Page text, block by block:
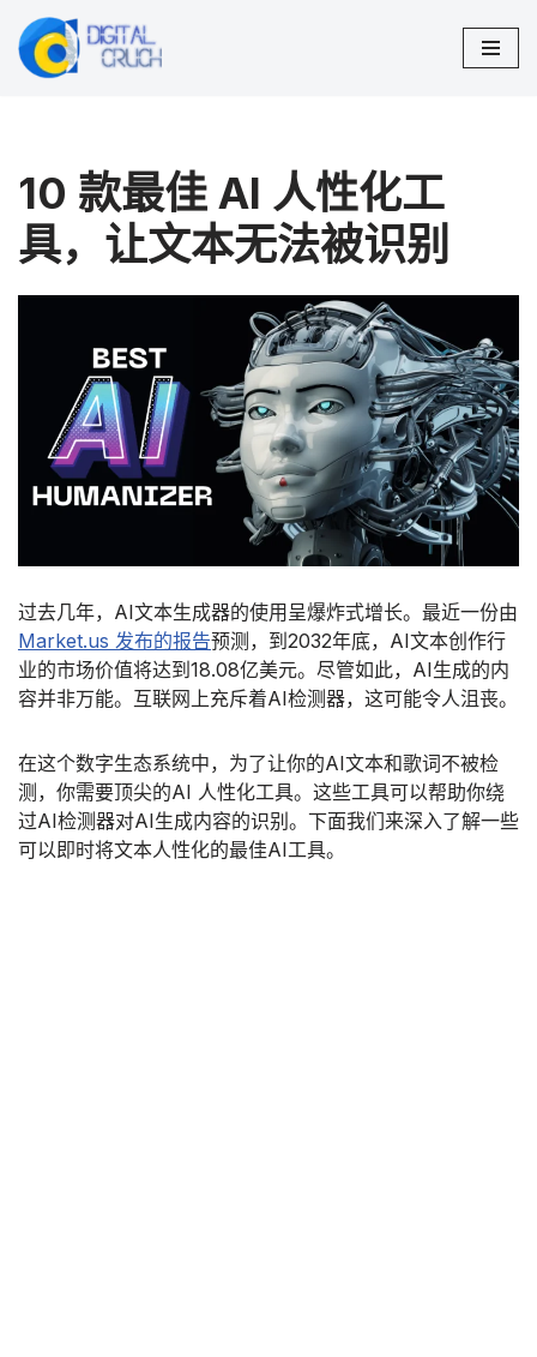
跳
10 款最佳 AI 人性化工
具，让文本无法被识别
过去几年，AI文本生成器的使用呈爆炸式增长。最近一份由
Market.us 发布的报告预测，到2032年底，AI文本创作行
业的市场价值将达到18.08亿美元。尽管如此，AI生成的内
容并非万能。互联网上充斥着AI检测器，这可能令人沮丧。
在这个数字生态系统中，为了让你的AI文本和歌词不被检
测，你需要顶尖的AI 人性化工具。这些工具可以帮助你绕
过AI检测器对AI生成内容的识别。下面我们来深入了解一些
可以即时将文本人性化的最佳AI工具。